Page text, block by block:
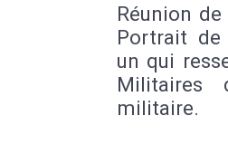
Réunion
Portrait de
un qui
Militaires
militaire.